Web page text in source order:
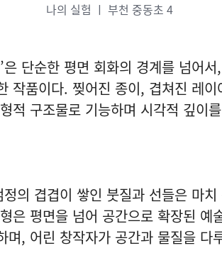
나의 실험 ㅣ 부천 중동초 4
은 단순한 평면 회화의 경계를 넘어
작품이다. 찢어진 종이, 겹쳐진 레
적 구조물로 기능하며 시각적 깊이
의 겹겹이 쌓인 붓질과 선들은 마
은 평면을 넘어 공간으로 확장된 예
며, 어린 창작자가 공간과 물질을 다